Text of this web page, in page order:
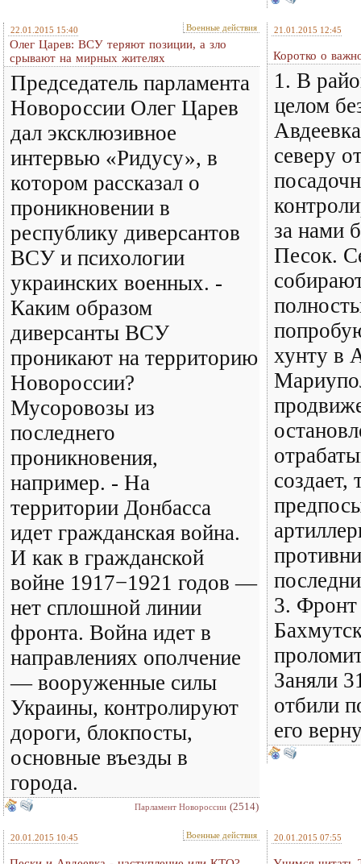
22.01.2015 15:40 Военные действия
Олег Царев: ВСУ теряют позиции, а зло
срывают на мирных жителях
Председатель парламента
Новороссии Олег Царев
дал эксклюзивное
интервью «Ридусу», в
котором рассказал о
проникновении в
республику диверсантов
ВСУ и психологии
украинских военных. -
Каким образом
диверсанты ВСУ
проникают на территорию
Новороссии?
Мусоровозы из
последнего
проникновения,
например. - На
территории Донбасса
идет гражданская война.
И как в гражданской
войне 1917−1921 годов —
нет сплошной линии
фронта. Война идет в
направлениях ополчение
— вооруженные силы
Украины, контролируют
дороги, блокпосты,
основные въезды в
города.
Парламент Новороссии (2514)
21.01.2015 12:45
Коротко о
1. В
целом
северу
за нами
Песок.
хунту в
создает,
3. Фронт
Заняли
отбили
его
20.01.2015 10:45 Военные действия 20.01.2015 07:55